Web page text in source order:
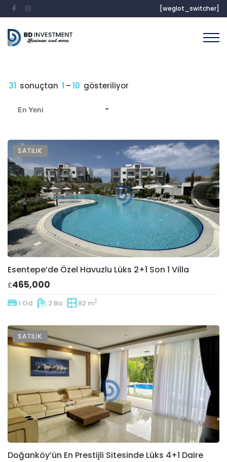
[weglot_switcher]
31 sonuçtan 1 –10 gösteriliyor
En Yeni
SATILIK
Esentepe’de Özel Havuzlu Lüks 2+1 Son 1 Villa
£465,000
1 Od 2 Ba 82 m2
SATILIK
Doğanköy’ün En Prestijli Sitesinde Lüks 4+1 Daire